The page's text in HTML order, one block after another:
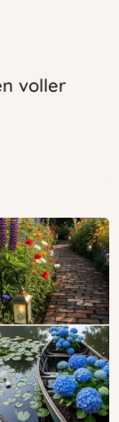
voller